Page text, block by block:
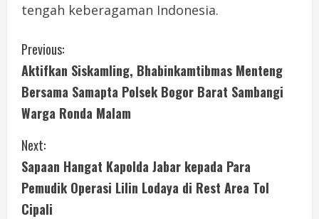
tengah keberagaman Indonesia.
C
o
n
t
i
n
Previous:
Aktifkan Siskamling, Bhabinkamtibmas Menteng
Bersama Samapta Polsek Bogor Barat Sambangi
Warga Ronda Malam
Next:
Sapaan Hangat Kapolda Jabar kepada Para
Pemudik Operasi Lilin Lodaya di Rest Area Tol
Cipali